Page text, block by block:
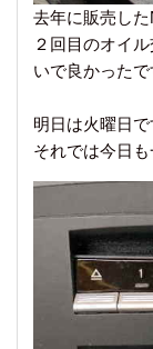
去年に販売した
２回目のオイ
いで良かったで
明日は火曜日で
それでは今日